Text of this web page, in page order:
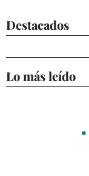
Destacados
Lo más leído